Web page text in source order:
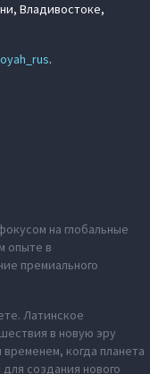
Владивостоке,
.
на глобальные
опыте в
премиального
Латинское
в новую эру
когда планета
создания нового